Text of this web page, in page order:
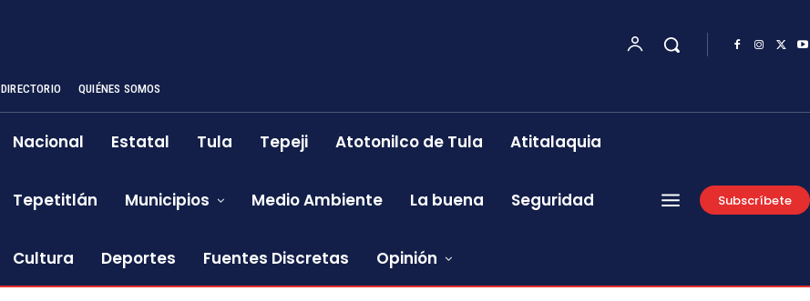
DIRECTORIO QUIÉNES SOMOS
Nacional Estatal Tula Tepeji Atotonilco de Tula Atitalaquia
Tepetitlán Municipios Medio Ambiente La buena Seguridad
Cultura Deportes Fuentes Discretas Opinión
Subscríbete